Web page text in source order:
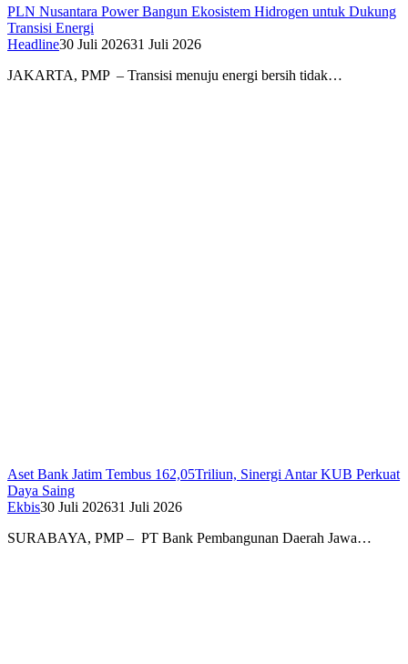
PLN Nusantara Power Bangun Ekosistem Hidrogen untuk Dukung
Transisi Energi
Headline30 Juli 202631 Juli 2026
JAKARTA, PMP – Transisi menuju energi bersih tidak…
Aset Bank Jatim Tembus 162,05Triliun, Sinergi Antar KUB Perkuat
Daya Saing
Ekbis30 Juli 202631 Juli 2026
SURABAYA, PMP – PT Bank Pembangunan Daerah Jawa…